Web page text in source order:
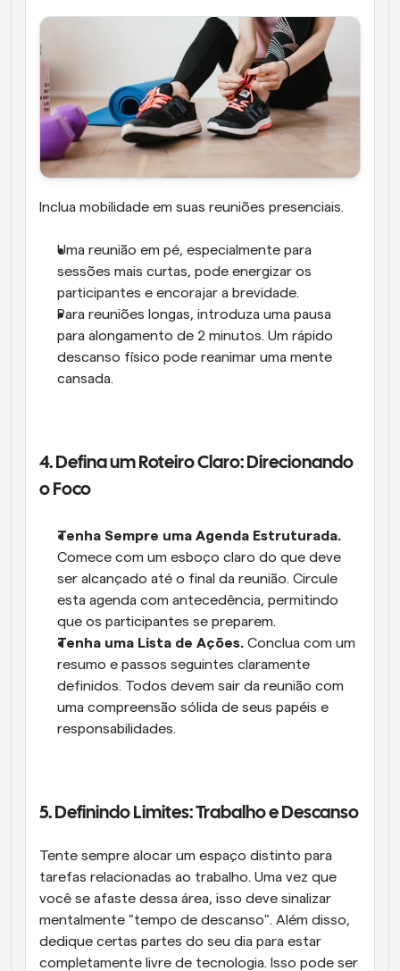
Inclua mobilidade em suas reuniões presenciais.
Uma reunião em pé, especialmente para
sessões mais curtas, pode energizar os
participantes e encorajar a brevidade.
Para reuniões longas, introduza uma pausa
para alongamento de 2 minutos. Um rápido
descanso físico pode reanimar uma mente
cansada.
4. Defina um Roteiro Claro: Direcionando
o Foco
Tenha Sempre uma Agenda Estruturada.
Comece com um esboço claro do que deve
ser alcançado até o final da reunião. Circule
esta agenda com antecedência, permitindo
que os participantes se preparem.
Tenha uma Lista de Ações. Conclua com um
resumo e passos seguintes claramente
definidos. Todos devem sair da reunião com
uma compreensão sólida de seus papéis e
responsabilidades.
5. Definindo Limites: Trabalho e Descanso
Tente sempre alocar um espaço distinto para
tarefas relacionadas ao trabalho. Uma vez que
você se afaste dessa área, isso deve sinalizar
mentalmente "tempo de descanso". Além disso,
dedique certas partes do seu dia para estar
completamente livre de tecnologia. Isso pode ser